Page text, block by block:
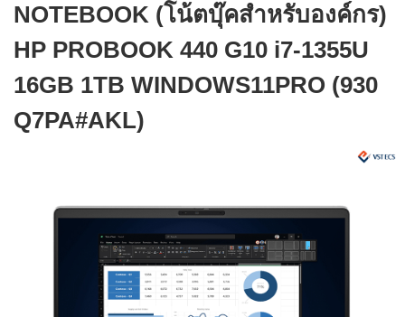
NOTEBOOK (โน้ตบุ๊คสำหรับองค์กร)
HP PROBOOK 440 G10 i7-1355U
16GB 1TB WINDOWS11PRO (930
Q7PA#AKL)